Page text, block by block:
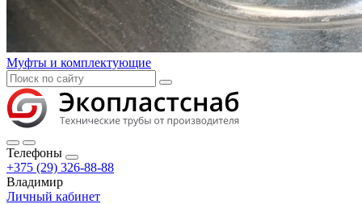
Муфты и комплектующие
Телефоны
+375 (29) 326-88-88
Владимир
Личный кабинет